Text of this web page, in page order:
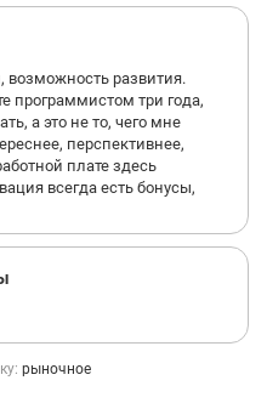
возможность развития.
программистом три года,
а это не то, чего мне
перспективнее,
плате здесь
всегда есть бонусы,
рыночное